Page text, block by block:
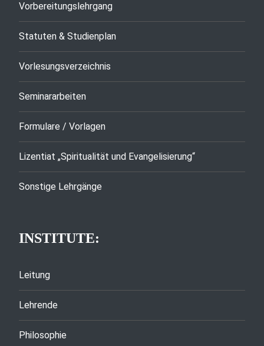
Vorbereitungslehrgang
Statuten & Studienplan
Vorlesungsverzeichnis
Seminararbeiten
Formulare / Vorlagen
Lizentiat „Spiritualität und Evangelisierung“
Sonstige Lehrgänge
INSTITUTE:
Leitung
Lehrende
Philosophie